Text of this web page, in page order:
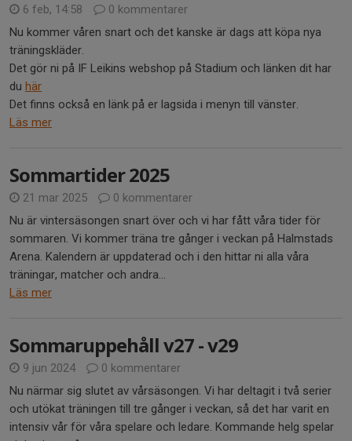
6 feb, 14:58
0 kommentarer
Nu kommer våren snart och det kanske är dags att köpa nya
träningskläder.
Det gör ni på IF Leikins webshop på Stadium och länken dit har
du här
Det finns också en länk på er lagsida i menyn till vänster.
Läs mer
Sommartider 2025
21 mar 2025
0 kommentarer
Nu är vintersäsongen snart över och vi har fått våra tider för
sommaren. Vi kommer träna tre gånger i veckan på Halmstads
Arena. Kalendern är uppdaterad och i den hittar ni alla våra
träningar, matcher och andra...
Läs mer
Sommaruppehåll v27 - v29
9 jun 2024
0 kommentarer
Nu närmar sig slutet av vårsäsongen. Vi har deltagit i två serier
och utökat träningen till tre gånger i veckan, så det har varit en
intensiv vår för våra spelare och ledare. Kommande helg spelar